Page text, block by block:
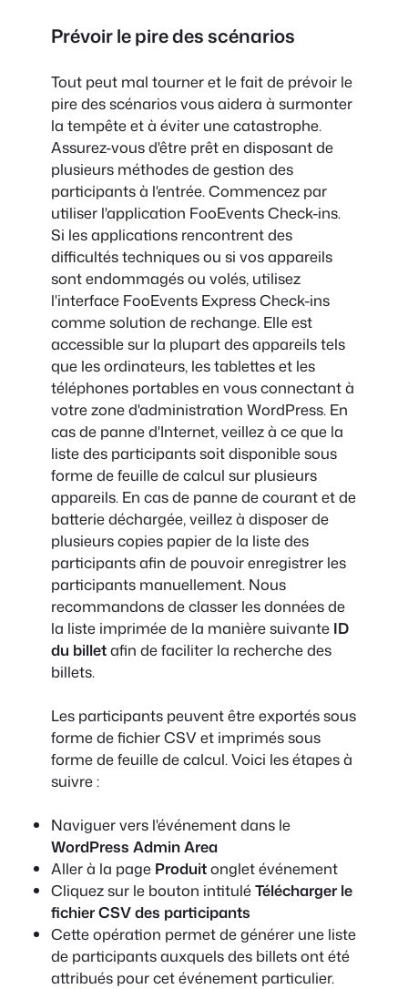
Prévoir le pire des scénarios
Tout peut mal tourner et le fait de prévoir le
pire des scénarios vous aidera à surmonter
la tempête et à éviter une catastrophe.
Assurez-vous d'être prêt en disposant de
plusieurs méthodes de gestion des
participants à l'entrée. Commencez par
utiliser l'application FooEvents Check-ins.
Si les applications rencontrent des
difficultés techniques ou si vos appareils
sont endommagés ou volés, utilisez
l'interface FooEvents Express Check-ins
comme solution de rechange. Elle est
accessible sur la plupart des appareils tels
que les ordinateurs, les tablettes et les
téléphones portables en vous connectant à
votre zone d'administration WordPress. En
cas de panne d'Internet, veillez à ce que la
liste des participants soit disponible sous
forme de feuille de calcul sur plusieurs
appareils. En cas de panne de courant et de
batterie déchargée, veillez à disposer de
plusieurs copies papier de la liste des
participants afin de pouvoir enregistrer les
participants manuellement. Nous
recommandons de classer les données de
la liste imprimée de la manière suivante ID
du billetafin de faciliter la recherche des
billets.
Les participants peuvent être exportés sous
forme de fichier CSV et imprimés sous
forme de feuille de calcul. Voici les étapes à
suivre :
Naviguer vers l'événement dans le
WordPress Admin Area
Aller à la page Produitonglet événement
Cliquez sur le bouton intituléTélécharger le
fichier CSV des participants
Cette opération permet de générer une liste
de participants auxquels des billets ont été
attribués pour cet événement particulier.